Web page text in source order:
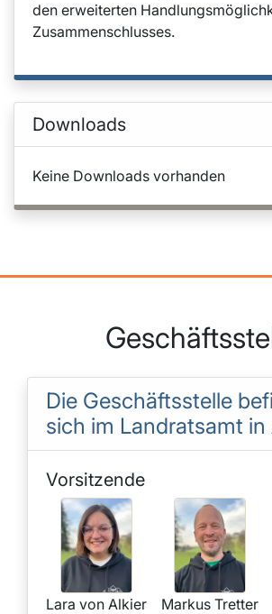
den erweiterten
Zusammenschlusses.
Downloads
Keine Downloads vorhanden
Die Geschäftsstelle
sich im Landratsamt in
Vorsitzende
Lara von Alkier Markus Tretter